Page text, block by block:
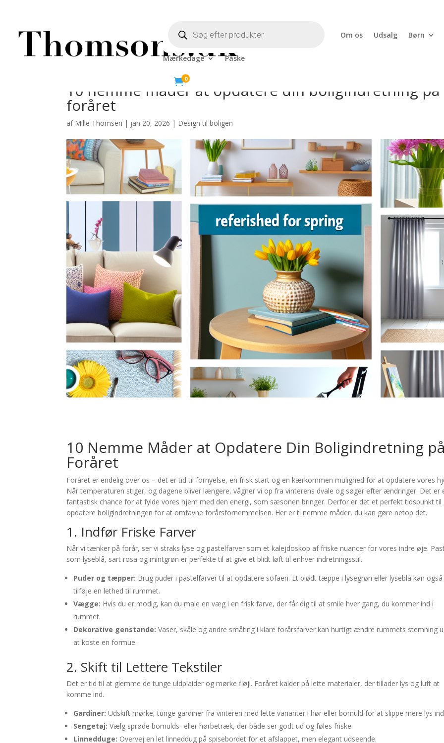
search Om os Udsalg Børn
Mærkedage Påske
0
10 nemme måder at opdatere din boligindretning på
foråret
af Mille Thomsen | jan 20, 2026 | Design til boligen
10 Nemme Måder at Opdatere Din Boligindretning på
Foråret
Foråret er endelig over os – det er tid til fornyelse, en frisk start og en kærkommen mulighed for at opdatere vores
Når temperaturen stiger, og dagene bliver længere, vågner vi op fra vinterens dvale og søger efter ændringer. Det er
fantastisk chance for at fylde vores hjem med den energi, som sæsonen bringer. Derfor er det et perfekt tidspunkt til
opdatere boligindretningen for at omfavne forårsfornemmelsen. Her er ti nemme måder, du kan gøre netop det.
1. Indfør Friske Farver
Når vi tænker på forår, ser vi straks lyse og pastelfarver som et kalejdoskop af friske nuancer for vores indre øje.
som lyseblå, sart rosa og mintgrøn er perfekte til at give et blidt løft til enhver indretningsstil.
Puder og tæpper: Brug puder i pastelfarver til at opdatere sofaen. Et blødt tæppe i lysegrøn eller lyseblå kan også
tilføje en lethed til rummet.
Vægge: Hvis du er modig, kan du male en væg i en frisk farve, der får dig til at smile hver gang, du kommer ind i
rummet.
Dekorative genstande: Vaser, skåle og andre småting i klare forårsfarver kan hurtigt ændre rummets stemning
at koste en formue.
2. Skift til Lettere Tekstiler
Det er tid til at glemme de tunge uldplaider og mørke fløjl. Foråret kalder på lette materialer, der tillader lys og luft at
komme ind.
Gardiner: Udskift mørke, tunge gardiner fra vinteren med lette varianter i hør eller bomuld for at slippe mere lys
Sengetøj: Vælg sprøde bomulds- eller hørbetræk, der både ser godt ud og føles friske.
Linnedduge: Overvej en let linneddug på spisebordet for et afslappet, men elegant udseende.